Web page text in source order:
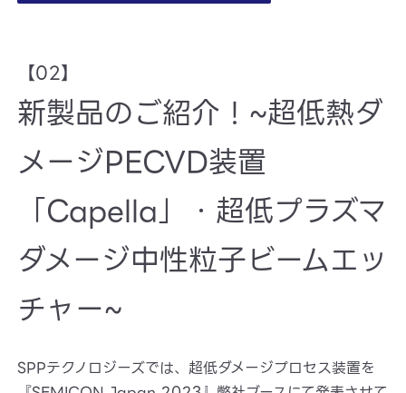
【02】
新製品のご紹介！~超低熱ダ
メージPECVD装置
「Capella」・超低プラズマ
ダメージ中性粒子ビームエッ
チャー~
SPPテクノロジーズでは、超低ダメージプロセス装置を